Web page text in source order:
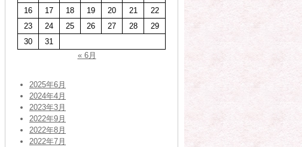
16
17 18 19 20 21
22
23
24 25 26 27 28
29
30
31
« 6月
2025年6月
2024年4月
2023年3月
2022年9月
2022年8月
2022年7月